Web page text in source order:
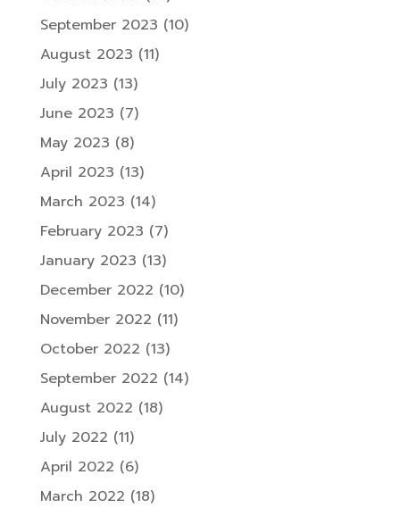
September 2023 (10)
August 2023 (11)
July 2023 (13)
June 2023 (7)
May 2023 (8)
April 2023 (13)
March 2023 (14)
February 2023 (7)
January 2023 (13)
December 2022 (10)
November 2022 (11)
October 2022 (13)
September 2022 (14)
August 2022 (18)
July 2022 (11)
April 2022 (6)
March 2022 (18)